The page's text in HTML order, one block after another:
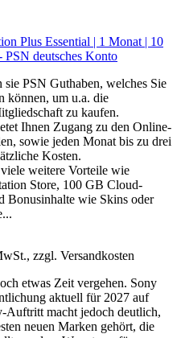
Plus Essential | 1 Monat | 10
deutsches Konto
PSN Guthaben, welches Sie
können, um u.a. die
zu kaufen.
Ihnen Zugang zu den Online-
sowie jeden Monat bis zu drei
Kosten.
weitere Vorteile wie
Store, 100 GB Cloud-
Bonusinhalte wie Skins oder
zzgl. Versandkosten
etwas Zeit vergehen. Sony
aktuell für 2027 auf
Auftritt macht jedoch deutlich,
neuen Marken gehört, die